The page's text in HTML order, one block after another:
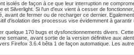
isolés de façon à ce que leur interruption ne
et Silverlight. Si l'un d'eux vient à cesser de
avant de fermer ou de recharger ce dernier.
d'isolation des processus vise évidemment à garantir
quelque 170 bugs et dysfonctionnements divers.
semaine, avant sortie de la version définitive aux
Firefox 3.6.4 bêta 1 de façon automatique. Les